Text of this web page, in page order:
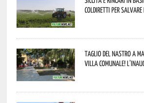
Coldiretti per
Taglio del nastro a
Villa Comunale!